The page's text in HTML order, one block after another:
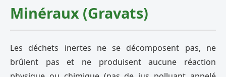
Minéraux (Gravats)
Les déchets inertes ne se décomposent pas, ne
brûlent pas et ne produisent aucune réaction